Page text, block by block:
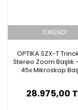
TÜKENDİ
OPTIKA SZX-T
Stereo Zoom Başlık
45x Mikroskop
28.975,00